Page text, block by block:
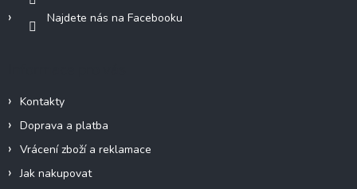
Najdete nás na Facebooku
Kontakty
Doprava a platba
Vrácení zboží a reklamace
Jak nakupovat